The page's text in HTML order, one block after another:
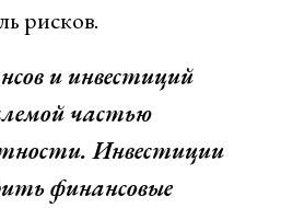
рисков.
и инвестиций
частью
Инвестиции
финансовые